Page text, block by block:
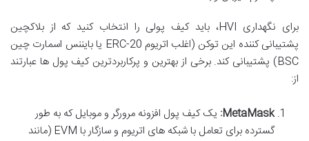
برای نگهداری HVI، باید کیف پولی را انتخاب کنید که از بلاکچین
پشتیبانی کننده این توکن (اغلب اتریوم ERC-20 یا بایننس اسمارت چین
BSC) پشتیبانی کند. برخی از بهترین و پرکاربردترین کیف پول ها عبارتند
از:
MetaMask: یک کیف پول افزونه مرورگر و موبایل که به طور
گسترده برای تعامل با شبکه های اتریوم و سازگار با EVM (مانند